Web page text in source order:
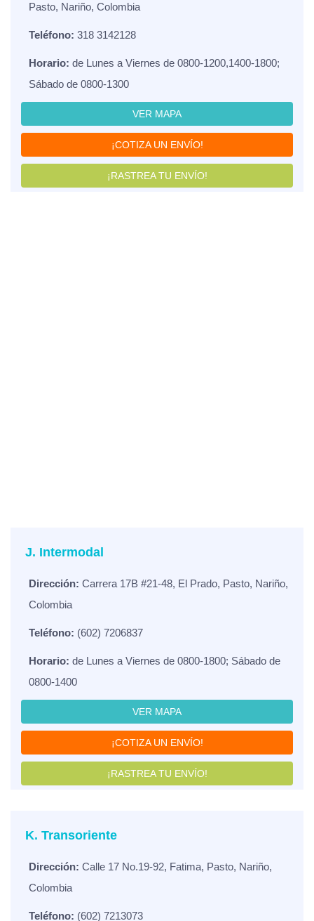
Pasto, Nariño, Colombia
Teléfono: 318 3142128
Horario: de Lunes a Viernes de 0800-1200,1400-1800;
Sábado de 0800-1300
VER MAPA
¡COTIZA UN ENVÍO!
¡RASTREA TU ENVÍO!
J. Intermodal
Dirección: Carrera 17B #21-48, El Prado, Pasto, Nariño,
Colombia
Teléfono: (602) 7206837
Horario: de Lunes a Viernes de 0800-1800; Sábado de
0800-1400
VER MAPA
¡COTIZA UN ENVÍO!
¡RASTREA TU ENVÍO!
K. Transoriente
Dirección: Calle 17 No.19-92, Fatima, Pasto, Nariño,
Colombia
Teléfono: (602) 7213073